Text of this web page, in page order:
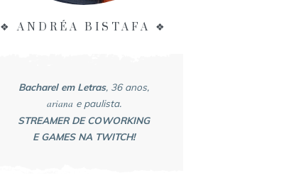
❖ ANDRÉA BISTAFA ❖
Bacharel em Letras, 36 anos,
arianae paulista.
STREAMER DE COWORKING
E GAMES NA TWITCH!